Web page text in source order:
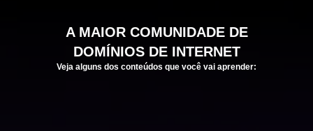
A MAIORCOMUNIDADE DE
DOMÍNIOS DE INTERNET
Veja alguns dos conteúdos que você vai aprender: